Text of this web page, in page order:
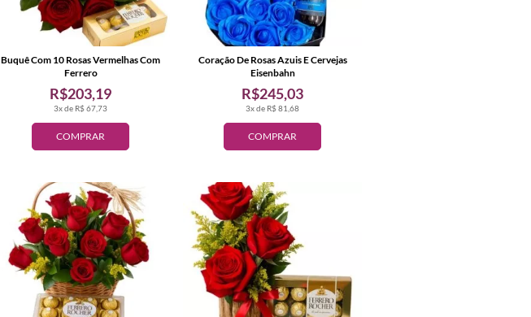
COMPRAR
3x de R$ 67,73
R$203,19
Buquê Com 10 Rosas Vermelhas Com
Ferrero
COMPRAR
3x de R$ 81,68
R$245,03
Coração De Rosas Azuis E Cervejas
Eisenbahn